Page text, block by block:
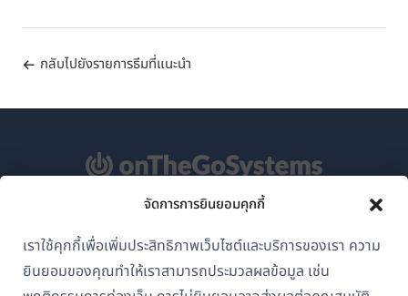
จัดการการยินยอมคุกกี้
เราใช้คุกกี้เพื่อเพิ่มประสิทธิภาพเว็บไซต์และบริการของเรา ความ
ยินยอมของคุณทำให้เราสามารถประมวลผลข้อมูล เช่น
กลับไปยังรายการธีมที่แนะนำ
GDPR และนโยบายความเป็นส่วนตัว